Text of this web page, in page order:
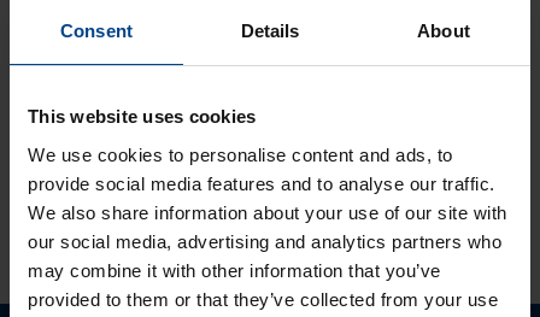
Consent Details About
This website uses cookies
We use cookies to personalise content and ads, to
provide social media features and to analyse our traffic.
We also share information about your use of our site with
our social media, advertising and analytics partners who
may combine it with other information that you’ve
provided to them or that they’ve collected from your use
Uuden sukupolven
domovea Plus
V1:n
KATSO LISÄÄ ARTIKKELEITA